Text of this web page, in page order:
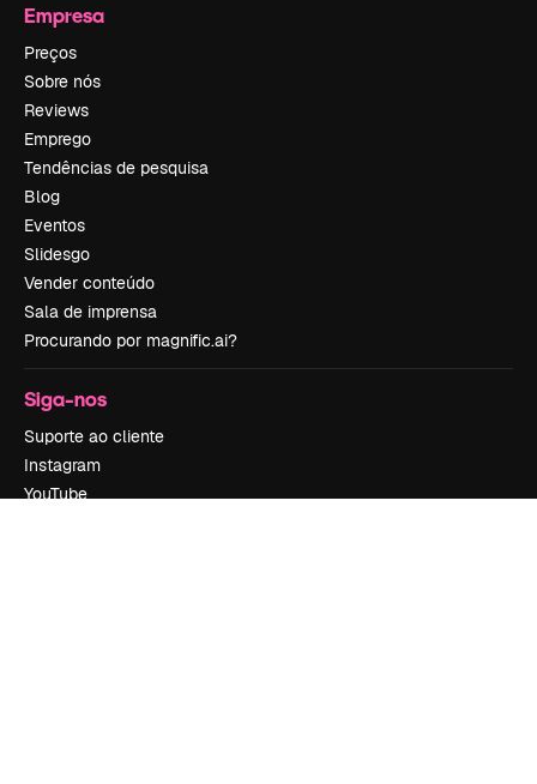
Empresa
Preços
Sobre nós
Reviews
Emprego
Tendências de pesquisa
Blog
Eventos
Slidesgo
Vender conteúdo
Sala de imprensa
Procurando por magnific.ai?
Siga-nos
Suporte ao cliente
Instagram
YouTube